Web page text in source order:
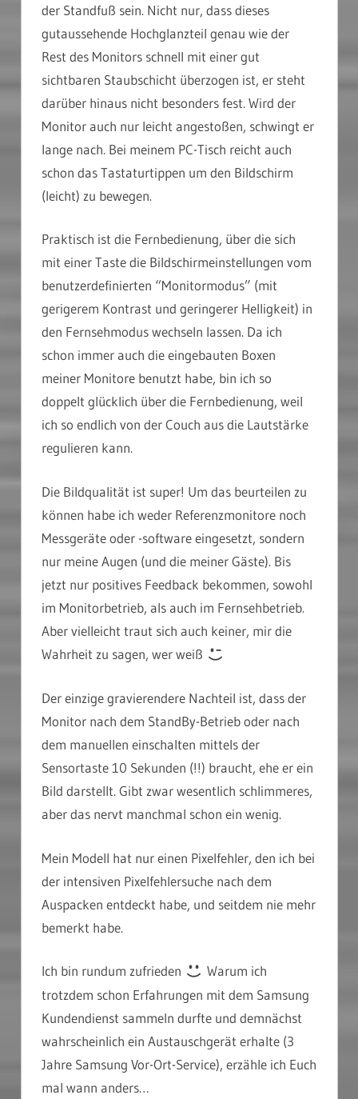
der Standfuß sein. Nicht nur, dass dieses
gutaussehende Hochglanzteil genau wie der
Rest des Monitors schnell mit einer gut
sichtbaren Staubschicht überzogen ist, er steht
darüber hinaus nicht besonders fest. Wird der
Monitor auch nur leicht angestoßen, schwingt er
lange nach. Bei meinem PC-Tisch reicht auch
schon das Tastaturtippen um den Bildschirm
(leicht) zu bewegen.
Praktisch ist die Fernbedienung, über die sich
mit einer Taste die Bildschirmeinstellungen vom
benutzerdefinierten “Monitormodus” (mit
gerigerem Kontrast und geringerer Helligkeit) in
den Fernsehmodus wechseln lassen. Da ich
schon immer auch die eingebauten Boxen
meiner Monitore benutzt habe, bin ich so
doppelt glücklich über die Fernbedienung, weil
ich so endlich von der Couch aus die Lautstärke
regulieren kann.
Die Bildqualität ist super! Um das beurteilen zu
können habe ich weder Referenzmonitore noch
Messgeräte oder -software eingesetzt, sondern
nur meine Augen (und die meiner Gäste). Bis
jetzt nur positives Feedback bekommen, sowohl
im Monitorbetrieb, als auch im Fernsehbetrieb.
Aber vielleicht traut sich auch keiner, mir die
Wahrheit zu sagen, wer weiß
Der einzige gravierendere Nachteil ist, dass der
Monitor nach dem StandBy-Betrieb oder nach
dem manuellen einschalten mittels der
Sensortaste 10 Sekunden (!!) braucht, ehe er ein
Bild darstellt. Gibt zwar wesentlich schlimmeres,
aber das nervt manchmal schon ein wenig.
Mein Modell hat nur einen Pixelfehler, den ich bei
der intensiven Pixelfehlersuche nach dem
Auspacken entdeckt habe, und seitdem nie mehr
bemerkt habe.
Ich bin rundum zufrieden
Warum ich
trotzdem schon Erfahrungen mit dem Samsung
Kundendienst sammeln durfte und demnächst
wahrscheinlich ein Austauschgerät erhalte (3
Jahre Samsung Vor-Ort-Service), erzähle ich Euch
mal wann anders…